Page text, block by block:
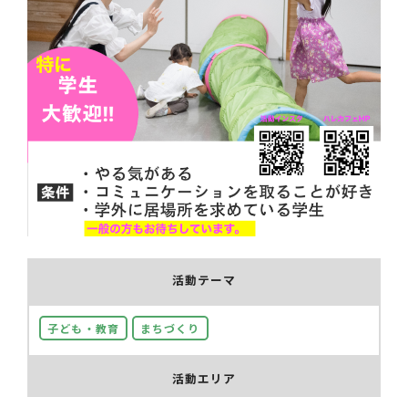
活動テーマ
子ども・教育 まちづくり
活動エリア